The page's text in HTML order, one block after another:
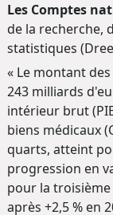
Les Comptes
de la recherche,
statistiques
« Le montant
243 milliards
intérieur brut
biens médicaux
quarts, atteint
progression en
pour la troisième
après +2,5 % en